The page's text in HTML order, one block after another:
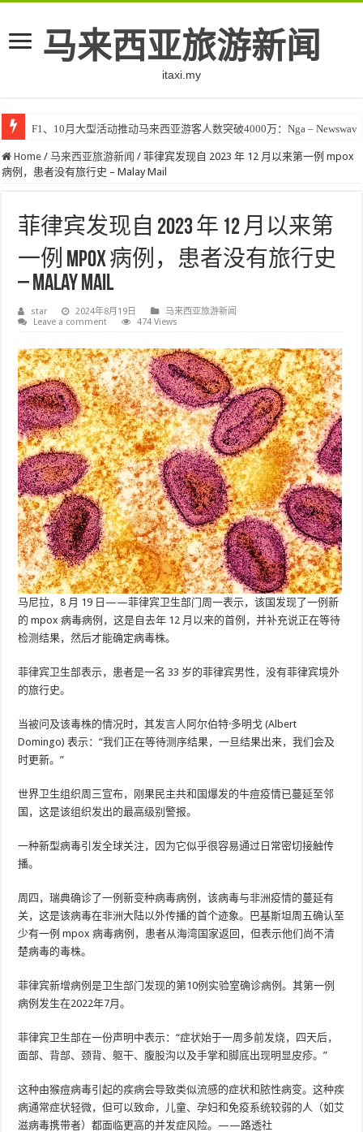
马来西亚旅游新闻
itaxi.my
F1、10月大型活动推动马来西亚游客人数突破4000万：Nga – Newswav
Home / 马来西亚旅游新闻 / 菲律宾发现自 2023 年 12 月以来第一例 mpox
病例，患者没有旅行史 – Malay Mail
菲律宾发现自 2023 年 12 月以来第
一例 mpox 病例，患者没有旅行史
– Malay Mail
star 2024年8月19日
马来西亚旅游新闻
Leave a comment
474 Views
马尼拉，8 月 19 日——菲律宾卫生部门周一表示，该国发现了一例新
的 mpox 病毒病例，这是自去年 12 月以来的首例，并补充说正在等待
检测结果，然后才能确定病毒株。
菲律宾卫生部表示，患者是一名 33 岁的菲律宾男性，没有菲律宾境外
的旅行史。
当被问及该毒株的情况时，其发言人阿尔伯特·多明戈 (Albert
Domingo) 表示：“我们正在等待测序结果，一旦结果出来，我们会及
时更新。”
世界卫生组织周三宣布，刚果民主共和国爆发的牛痘疫情已蔓延至邻
国，这是该组织发出的最高级别警报。
一种新型病毒引发全球关注，因为它似乎很容易通过日常密切接触传
播。
周四，瑞典确诊了一例新变种病毒病例，该病毒与非洲疫情的蔓延有
关，这是该病毒在非洲大陆以外传播的首个迹象。巴基斯坦周五确认至
少有一例 mpox 病毒病例，患者从海湾国家返回，但表示他们尚不清
楚病毒的毒株。
菲律宾新增病例是卫生部门发现的第10例实验室确诊病例。其第一例
病例发生在2022年7月。
菲律宾卫生部在一份声明中表示：“症状始于一周多前发烧，四天后，
面部、背部、颈背、躯干、腹股沟以及手掌和脚底出现明显皮疹。”
这种由猴痘病毒引起的疾病会导致类似流感的症状和脓性病变。这种疾
病通常症状轻微，但可以致命，儿童、孕妇和免疫系统较弱的人（如艾
滋病毒携带者）都面临更高的并发症风险。——路透社